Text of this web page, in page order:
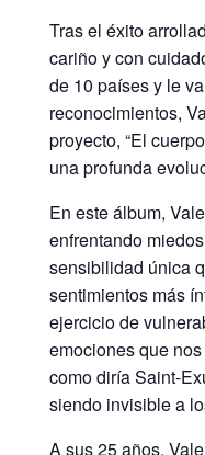
Tras el éxito
cariño y con
de 10 países y le
reconocimientos,
proyecto, “El
una profunda
En este álbum,
enfrentando
sensibilidad única
sentimientos más
ejercicio de
emociones que
como diría Saint-
siendo invisible a
A sus 25 años,